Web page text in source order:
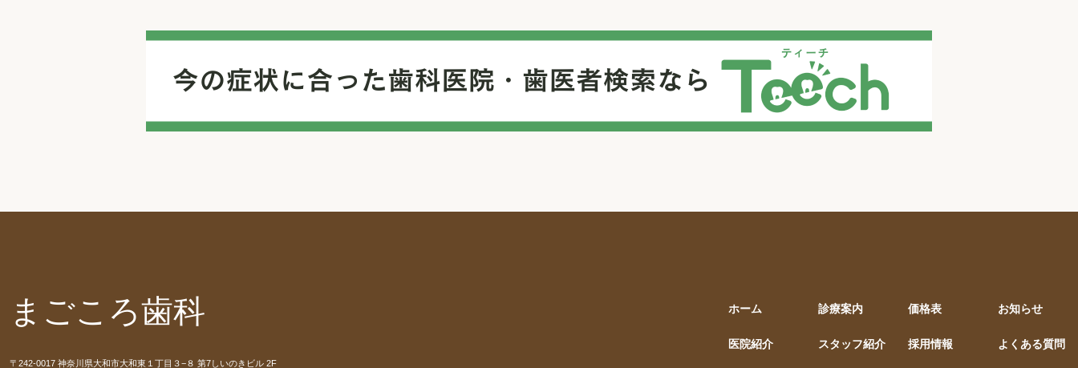
まごころ歯科
〒242-0017 神奈川県大和市大和東１丁目３−８ 第7しいのきビル 2F
ホーム
医院紹介
診療案内
スタッフ紹介
価格表
採用情報
お知らせ
よくある質問